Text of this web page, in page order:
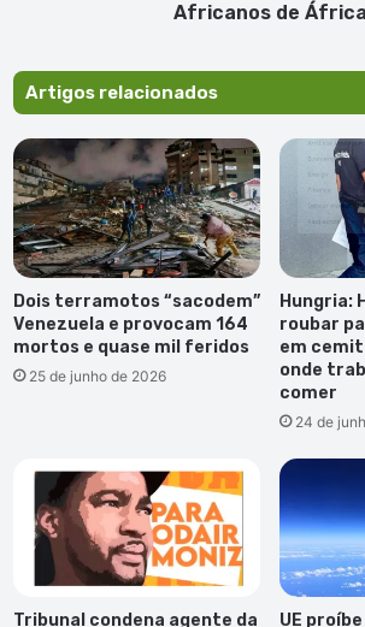
Estudos
Africanos
África
Africanos de África
Artigos relacionados
Dois terramotos “sacodem”
Venezuela e provocam 164
mortos e quase mil feridos
25 de junho de 2026
Hungria:
roubar
em
onde
comer
24 de
Tribunal condena agente da UE